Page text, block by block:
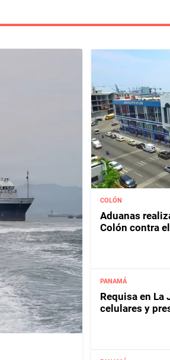
COLÓN
Aduanas
Colón contra
PANAMÁ
Requisa en La
celulares y